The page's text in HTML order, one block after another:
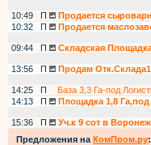
10:49
П Продается
10:32
П Продается
09:44
П Складская
13:56
П Продам
14:25
П База 3,3 Га-под
14:13
П Площадка 1,8
15:36
П Уч.к 9 сот в
Предложения на КомПром.ру: